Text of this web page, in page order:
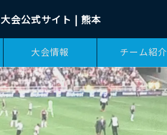
大会公式サイト | 熊本
大会情報 チーム紹介